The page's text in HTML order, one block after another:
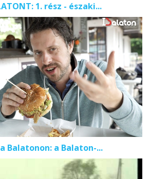
1. rész - északi...
Balatonon: a Balaton-...